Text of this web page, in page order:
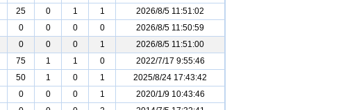
25 0 1 1
2026/8/5 11:51:02
0 0 0 0
2026/8/5 11:50:59
0 0 0 1
2026/8/5 11:51:00
75 1 1 0
2022/7/17 9:55:46
50 1 0 1
2025/8/24 17:43:42
0 0 0 1
2020/1/9 10:43:46